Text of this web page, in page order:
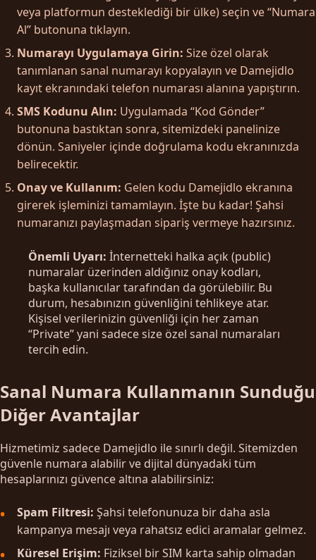
veya platformun desteklediği bir ülke) seçin ve “Numara
Al” butonuna tıklayın.
Numarayı Uygulamaya Girin: Size özel olarak
tanımlanan sanal numarayı kopyalayın ve Damejidlo
kayıt ekranındaki telefon numarası alanına yapıştırın.
SMS Kodunu Alın: Uygulamada “Kod Gönder”
butonuna bastıktan sonra, sitemizdeki panelinize
dönün. Saniyeler içinde doğrulama kodu ekranınızda
belirecektir.
Onay ve Kullanım: Gelen kodu Damejidlo ekranına
girerek işleminizi tamamlayın. İşte bu kadar! Şahsi
numaranızı paylaşmadan sipariş vermeye hazırsınız.
Önemli Uyarı: İnternetteki halka açık (public)
numaralar üzerinden aldığınız onay kodları,
başka kullanıcılar tarafından da görülebilir. Bu
durum, hesabınızın güvenliğini tehlikeye atar.
Kişisel verilerinizin güvenliği için her zaman
“Private” yani sadece size özel sanal numaraları
tercih edin.
Sanal Numara Kullanmanın Sunduğu
Diğer Avantajlar
Hizmetimiz sadece Damejidlo ile sınırlı değil. Sitemizden
güvenle numara alabilir ve dijital dünyadaki tüm
hesaplarınızı güvence altına alabilirsiniz:
Spam Filtresi: Şahsi telefonunuza bir daha asla
kampanya mesajı veya rahatsız edici aramalar gelmez.
Küresel Erişim: Fiziksel bir SIM karta sahip olmadan